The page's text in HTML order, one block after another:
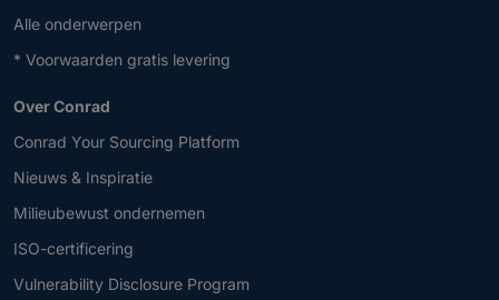
Alle onderwerpen
* Voorwaarden gratis levering
Over Conrad
Conrad Your Sourcing Platform
Nieuws & Inspiratie
Milieubewust ondernemen
ISO-certificering
Vulnerability Disclosure Program